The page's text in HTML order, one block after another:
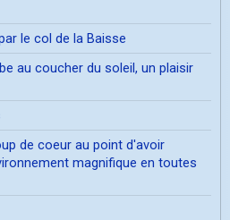
par le col de la Baisse
au coucher du soleil, un plaisir
de coeur au point d'avoir
magnifique en toutes